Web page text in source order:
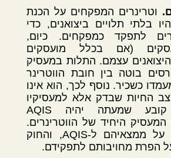
וטרינרים המפקחים על הכנת
בלתי תלויים ביצואנים, כדי
לתפקד כמפקחים. כיום,
(אם בכלל מועסקים
היצואנים עצמם. התלות במעסיק
בוטה בין חובת הווטרינר
כשכיר. נוסף לכך, הוא אינו
החיות שבדק אלא למעסיקיו
בלבד. הדו"ח קובע שמעתה יהיה AQIS
המעסיק היחיד של הווטרינרים.
הם יחויבו לדווח על ממצאיהם ל-AQIS, והחוק
הפרת מחויבותם לתפקידם.